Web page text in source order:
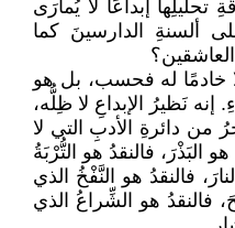
إبداعًا لا يُمارَى
ألسنةِ الدارسينَ كما
خادمًا له فحسب، بل هو
نَظيرُ الإبداعِ لا ظِلُّه،
من دائرةِ الأدبِ التي لا
البَذْرَ، فالنقدُ هو التُّرْبَةُ
فالنقدُ هو النَّفْخُ الذي
فالنقدُ هو الشِّراعُ الذي